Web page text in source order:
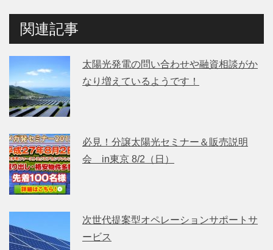
関連記事
太陽光発電の問い合わせや融資相談がか
なり増えているようです！
必見！分譲太陽光セミナー＆販売説明
会 in東京 8/2（日）
次世代提案型オペレーションサポートサ
ービス